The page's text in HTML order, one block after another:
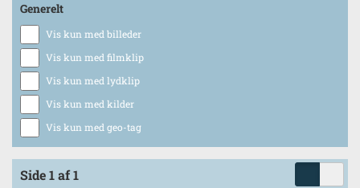
Generelt
Vis kun med billeder
Vis kun med filmklip
Vis kun med lydklip
Vis kun med kilder
Vis kun med geo-tag
Side 1 af 1